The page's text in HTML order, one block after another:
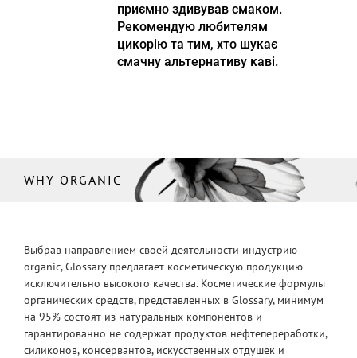
приємно здивував смаком.
Рекомендую любителям
цикорію та тим, хто шукає
смачну альтернативу каві.
WHY ORGANIC
Выбрав направлением своей деятельности индустрию
organic, Glossary предлагает косметическую продукцию
исключительно высокого качества. Косметические формулы
органических средств, представленных в Glossary, минимум
на 95% состоят из натуральных компонентов и
гарантированно не содержат продуктов нефтепереработки,
силиконов, консервантов, искусственных отдушек и